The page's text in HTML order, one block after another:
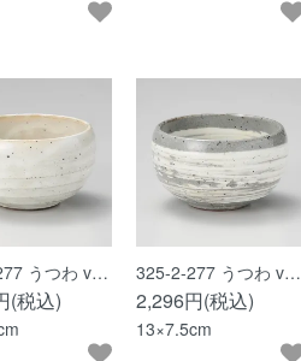
うつわ v…
(税込)
325-2-277 うつわ v…
2,296円(税込)
13×7.5cm